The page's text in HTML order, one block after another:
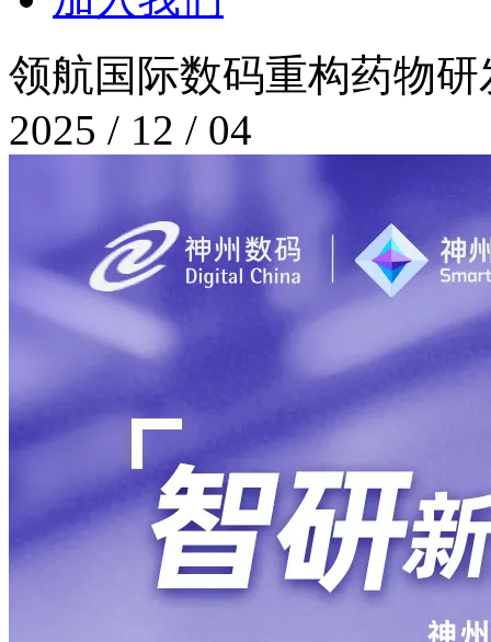
领航国际数码重构药物
2025 / 12 / 04